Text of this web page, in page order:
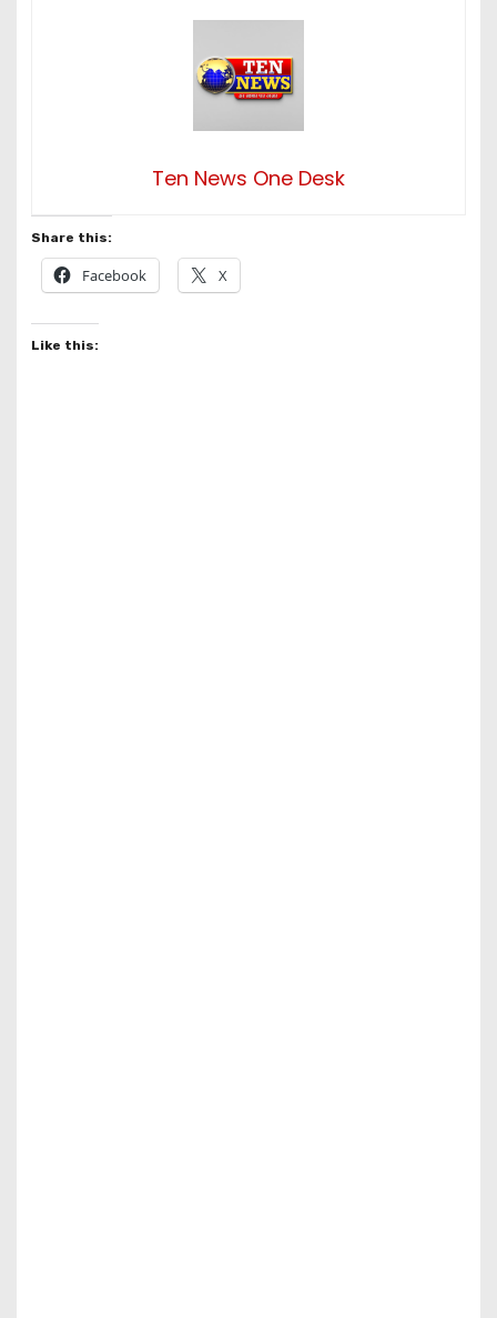
Ten News One Desk
Share this:
Facebook X
Like this: